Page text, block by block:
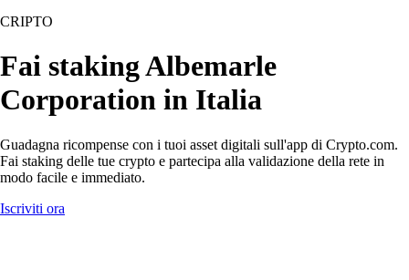
CRIPTO
Fai staking Albemarle
Corporation in Italia
Guadagna ricompense con i tuoi asset digitali sull'app di Crypto.com.
Fai staking delle tue crypto e partecipa alla validazione della rete in
modo facile e immediato.
Iscriviti ora